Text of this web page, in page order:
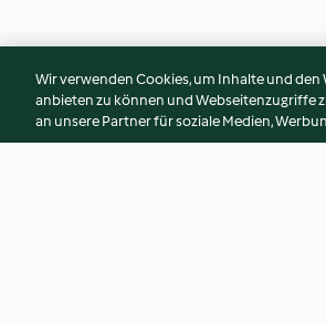
Wir verwenden Cookies, um Inhalte und
anbieten zu können und Webseitenzugriffe
an unsere Partner für soziale Medien,